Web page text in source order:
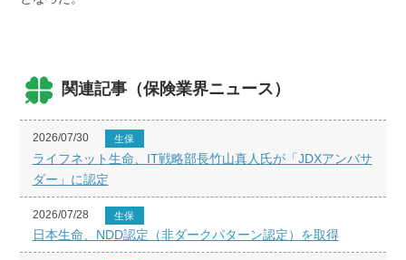
関連記事（保険業界ニュース）
2026/07/30 生保
ライフネット生命、IT戦略部長竹山真人氏が「JDXアンバサ
ダー」に認定
2026/07/28 生保
日本生命、NDD認定（非ダークパターン認定）を取得